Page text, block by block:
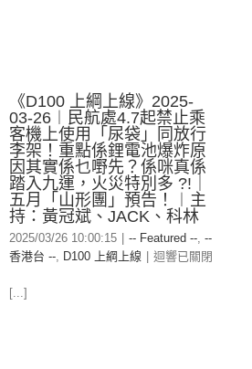
《D100 上綱上線》2025-
03-26︱民航處4.7起禁止乘
客機上使用「尿袋」同放行
李架！重點係鋰電池爆炸原
因其實係乜嘢先？係咪真係
踏入九運，火災特別多 ?!｜
五月「山形團」預告！︱主
持：黃冠斌、JACK、科林
2025/03/26 10:00:15 -- Featured --, --
香港台 --, D100 上綱上線 迴響已關閉
[...]